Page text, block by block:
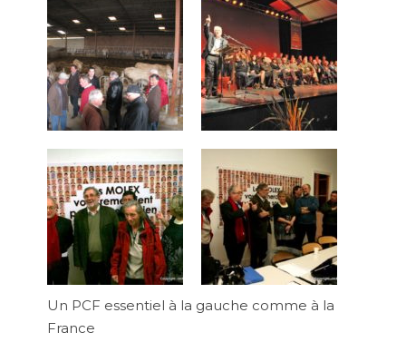
Un PCF essentiel à la gauche comme à la
France